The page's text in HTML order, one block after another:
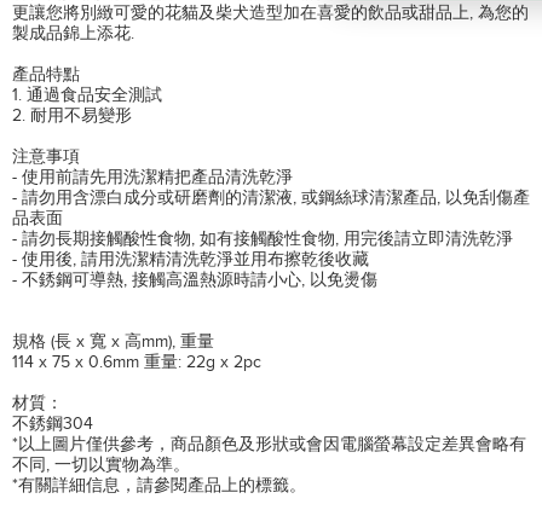
更讓您將別緻可愛的花貓及柴犬造型加在喜愛的飲品或甜品上, 為您的
製成品錦上添花.
產品特點
1. 通過食品安全測試
2. 耐用不易變形
注意事項
- 使用前請先用洗潔精把產品清洗乾淨
- 請勿用含漂白成分或研磨劑的清潔液, 或鋼絲球清潔產品, 以免刮傷產
品表面
- 請勿長期接觸酸性食物, 如有接觸酸性食物, 用完後請立即清洗乾淨
- 使用後, 請用洗潔精清洗乾淨並用布擦乾後收藏
- 不銹鋼可導熱, 接觸高溫熱源時請小心, 以免燙傷
規格 (長 x 寬 x 高mm), 重量
114 x 75 x 0.6mm 重量: 22g x 2pc
材質：
不銹鋼304
*以上圖片僅供參考，商品顏色及形狀或會因電腦螢幕設定差異會略有
不同, 一切以實物為準。
*有關詳細信息，請參閱產品上的標籤。